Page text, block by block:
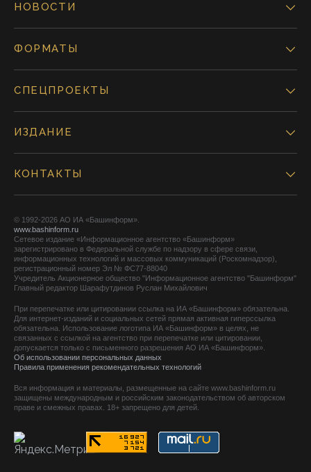
НОВОСТИ
ФОРМАТЫ
СПЕЦПРОЕКТЫ
ИЗДАНИЕ
КОНТАКТЫ
© 1992-2026 АО ИА «Башинформ».
www.bashinform.ru
Сетевое издание «Информационное агентство «Башинформ»
зарегистрировано в Федеральной службе по надзору в сфере связи,
информационных технологий и массовых коммуникаций (Роскомнадзор),
регистрационный номер Эл № ФС77-88040
Учредитель Акционерное общество "Информационное агентство "Башинформ"
Главный редактор Шарафутдинов Руслан Михайлович
При перепечатке или цитировании ссылка на ИА «Башинформ» обязательна.
Для интернет-изданий и социальных сетей прямая активная гиперссылка
обязательна. Использование логотипа ИА «Башинформ» в целях, не
связанных с ссылкой на агентство при перепечатке или цитировании,
допускается только с письменного разрешения АО ИА «Башинформ».
Об использовании персональных данных
Правила применения рекомендательных технологий
Вся информация и материалы, размещенные на сайте www.bashinform.ru
защищены международным и российским законодательством об авторском
праве и смежных правах. 18+ запрещено для детей.